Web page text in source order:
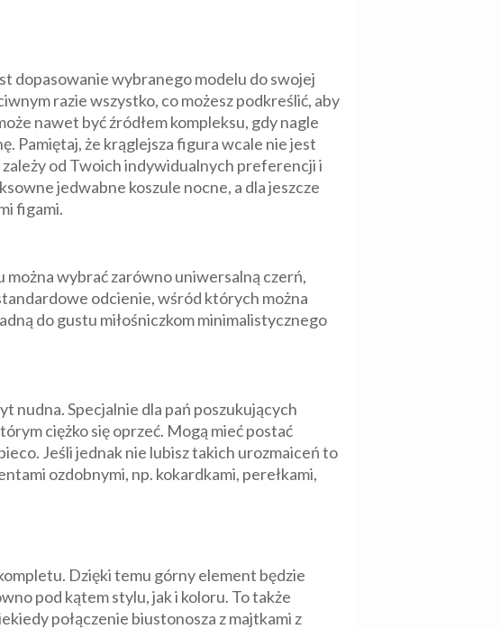
dopasowanie wybranego modelu do swojej
razie wszystko, co możesz podkreślić, aby
nawet być źródłem kompleksu, gdy nagle
Pamiętaj, że krąglejsza figura wcale nie jest
od Twoich indywidualnych preferencji i
jedwabne koszule nocne, a dla jeszcze
figami.
wybrać zarówno uniwersalną czerń,
odcienie, wśród których można
do gustu miłośniczkom minimalistycznego
nudna. Specjalnie dla pań poszukujących
ciężko się oprzeć. Mogą mieć postać
Jeśli jednak nie lubisz takich urozmaiceń to
ozdobnymi, np. kokardkami, perełkami,
Dzięki temu górny element będzie
pod kątem stylu, jak i koloru. To także
połączenie biustonosza z majtkami z